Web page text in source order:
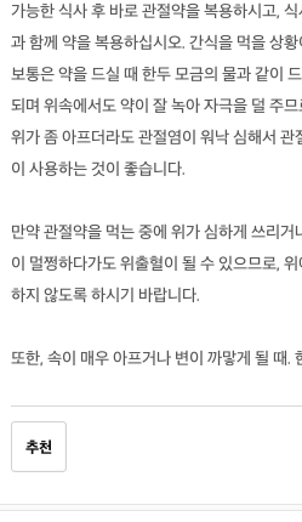
가능한 식사 후 바로 관절약을 복용하시고,
과 함께 약을 복용하십시오. 간식을 먹을 상
보통은 약을 드실 때 한두 모금의 물과 같이
되며 위속에서도 약이 잘 녹아 자극을 덜 주
위가 좀 아프더라도 관절염이 워낙 심해서
이 사용하는 것이 좋습니다.
만약 관절약을 먹는 중에 위가 심하게 쓰리
이 멀쩡하다가도 위출혈이 될 수 있으므로,
하지 않도록 하시기 바랍니다.
또한, 속이 매우 아프거나 변이 까맣게 될 때.
추천